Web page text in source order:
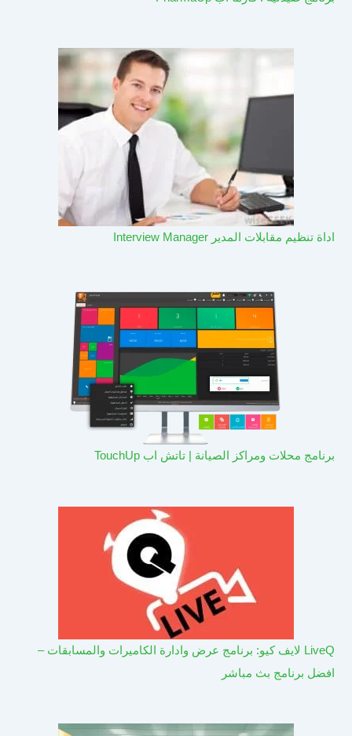
اداة تنظيم مقابلات المدير Interview Manager
برنامج محلات ومراكز الصيانة | تاتش اب TouchUp
LiveQ لايف كيو: برنامج عرض وادارة الكاميرات والمسابقات –
افضل برنامج بث مباشر